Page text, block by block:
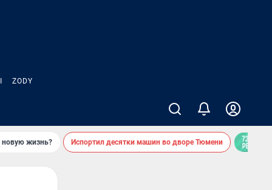
ZODY
новую жизнь? Испортил десятки машин во дворе Тюмени